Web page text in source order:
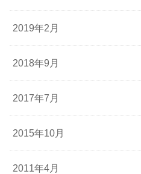
2019年2月
2018年9月
2017年7月
2015年10月
2011年4月